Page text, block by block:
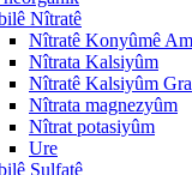
Nîtratê
Nîtratê Konyûmê
Nîtrata Kalsiyûm
Nîtratê Kalsiyûm
Nîtrata magnezyûm
Nîtrat potasiyûm
Ure
Sulfatê